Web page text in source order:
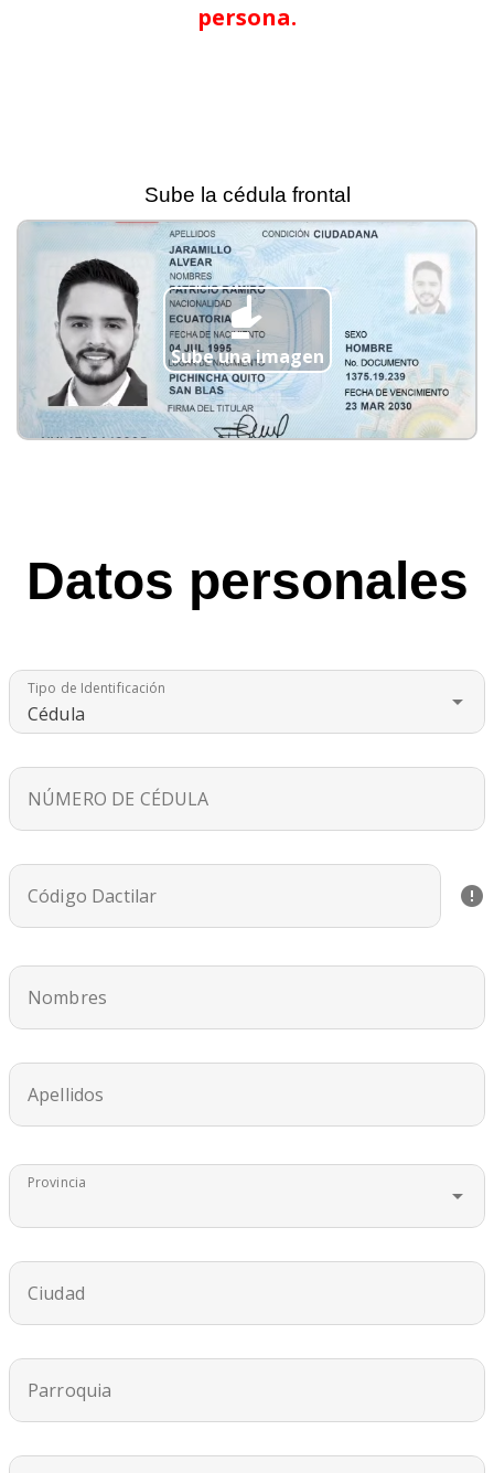
persona.
Sube la cédula frontal
Sube una imagen
Datos personales
Tipo de Identificación
Cédula
NÚMERO DE CÉDULA
Código Dactilar
Nombres
Apellidos
Provincia
Ciudad
Parroquia